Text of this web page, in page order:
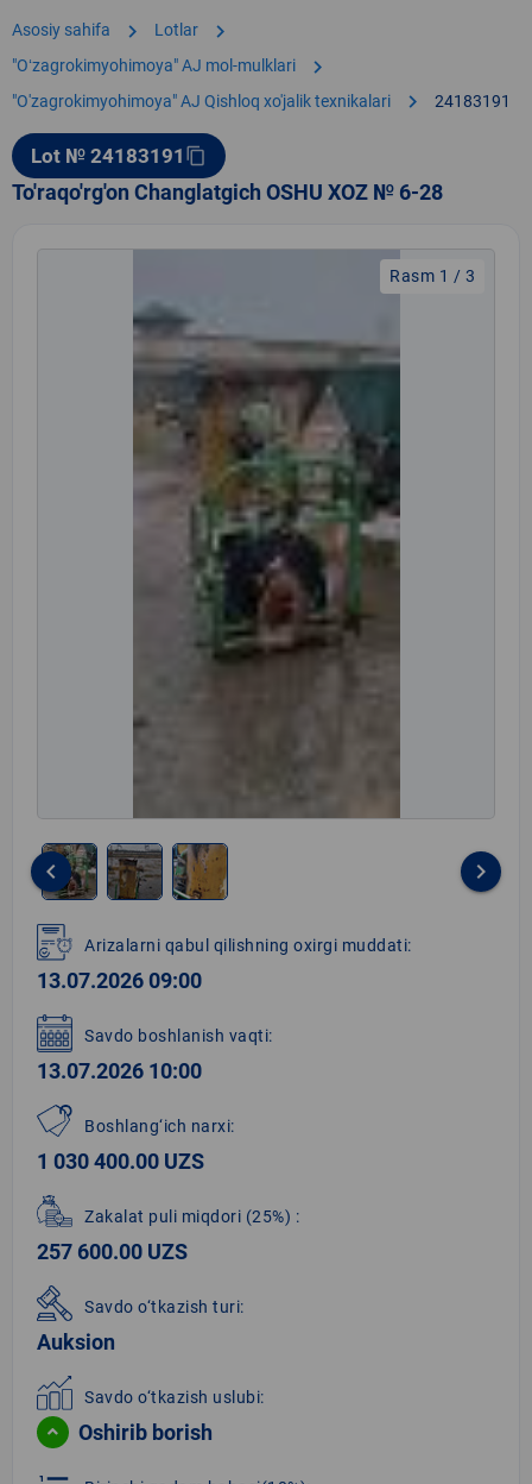
Asosiy sahifa chevron_right Lotlar chevron_right
"Oʻzagrokimyohimoya" AJ mol-mulklari chevron_right
"O'zagrokimyohimoya" AJ Qishloq xo'jalik texnikalari chevron_right 24183191
Lot № 24183191 content_copy
To'raqo'rg'on Changlatgich OSHU XOZ № 6-28
Rasm 1 / 3
1
of
3
keyboard_arrow_left keyboard_arrow_right
Arizalarni qabul qilishning oxirgi muddati:
13.07.2026 09:00
Savdo boshlanish vaqti:
13.07.2026 10:00
Boshlang‘ich narxi:
1 030 400.00 UZS
Zakalat puli miqdori (25%) :
257 600.00 UZS
Savdo o‘tkazish turi:
Auksion
Savdo o‘tkazish uslubi:
Oshirib borish